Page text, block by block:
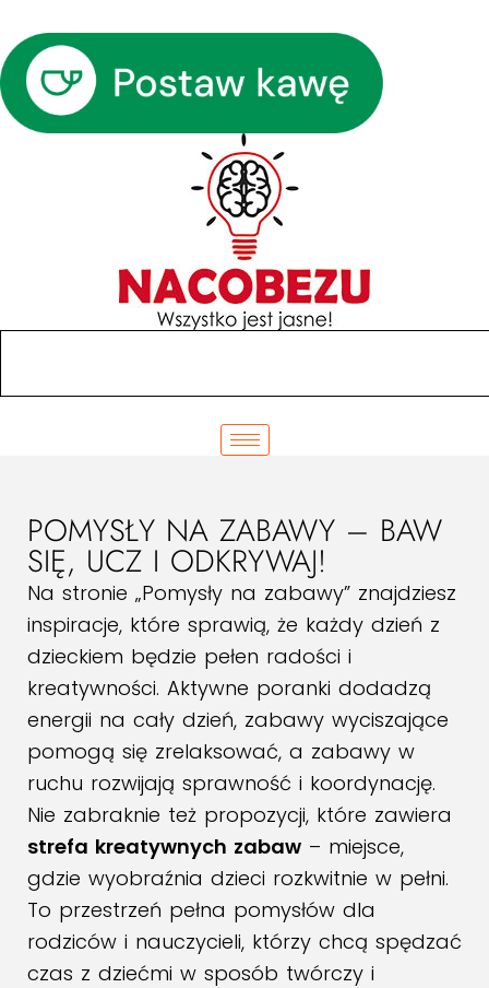
POMYSŁY NA ZABAWY – BAW
SIĘ, UCZ I ODKRYWAJ!
Na stronie „Pomysły na zabawy” znajdziesz
inspiracje, które sprawią, że każdy dzień z
dzieckiem będzie pełen radości i
kreatywności. Aktywne poranki dodadzą
energii na cały dzień, zabawy wyciszające
pomogą się zrelaksować, a zabawy w
ruchu rozwijają sprawność i koordynację.
Nie zabraknie też propozycji, które zawiera
strefa kreatywnych zabaw – miejsce,
gdzie wyobraźnia dzieci rozkwitnie w pełni.
To przestrzeń pełna pomysłów dla
rodziców i nauczycieli, którzy chcą spędzać
czas z dziećmi w sposób twórczy i